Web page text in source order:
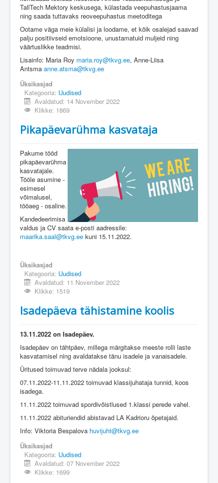
TallTech Mektory keskusega, külastada veepuhastusjaama
ning saada tuttavaks reoveepuhastus meetoditega
Ootame väga meie külalisi ja loodame, et kõik osalejad saavad
palju positiivseid emotsioone, unustamatuid muljeid ning
väärtuslikke teadmisi.
Lisainfo: Maria Roy maria.roy@tkvg.ee, Anne-Liisa
Antsma anne.atsma@tkvg.ee
Üksikasjad
Kategooria: Uudised
Avaldatud: 14 November 2022
Klikke: 1869
Pikapäevarühma kasvataja
Pakume tööd
pikapäevarühma
kasvatajale.
Tööle asumine -
esimesel
võimalusel,
tööaeg - osaline.
Kandedeerimisa
valdus ja CV saata e-posti aadressile:
maarika.saal@tkvg.ee kuni 15.11.2022.
Üksikasjad
Kategooria: Uudised
Avaldatud: 11 November 2022
Klikke: 1519
Isadepäeva tähistamine koolis
13.11.2022 on Isadepäev.
Isadepäev on tähtpäev, millega märgitakse meeste rolli laste
kasvatamisel ning avaldatakse tänu isadele ja vanaisadele.
Üritused toimuvad terve nädala jooksul:
07.11.2022-11.11.2022 toimuvad klassijuhataja tunnid, koos
isadega.
11.11.2022 toimuvad spordivõistlused 1.klassi perede vahel.
11.11.2022 abituriendid abistavad LA Kadrioru õpetajaid.
Info: Viktoria Bespalova huvijuht@tkvg.ee
Üksikasjad
Kategooria: Uudised
Avaldatud: 07 November 2022
Klikke: 1699